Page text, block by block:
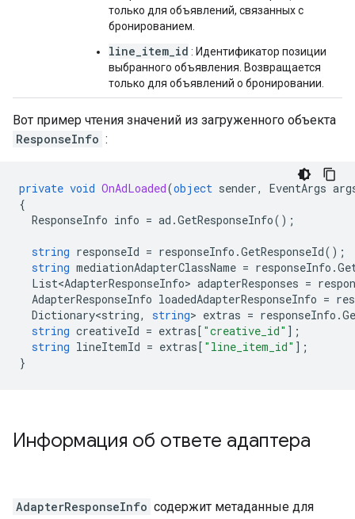
только для объявлений, связанных с
бронированием.
line_item_id : Идентификатор позиции
выбранного объявления. Возвращается
только для объявлений о бронировании.
Вот пример чтения значений из загруженного объекта
ResponseInfo :
private void OnAdLoaded(object sender, EventArgs
{
ResponseInfo info = ad .GetResponseInfo();
string responseId = responseInfo .GetResponseId();
string mediationAdapterClassName = responseInfo .
List<AdapterResponseInfo> adapterResponses =
AdapterResponseInfo loadedAdapterResponseInfo =
Dictionary<string, string> extras = responseInfo .
string creativeId = extras[ "creative_id" ];
string lineItemId = extras[ "line_item_id" ];
}
Информация об ответе адаптера
AdapterResponseInfo содержит метаданные для